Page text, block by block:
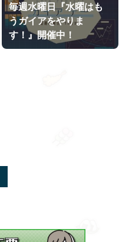
毎週水曜日『水曜はも
うガイアをやりま
す！』開催中！